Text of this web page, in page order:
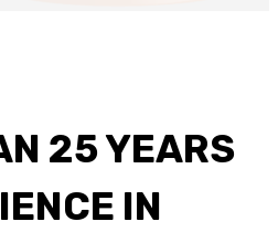
25 YEARS
IN